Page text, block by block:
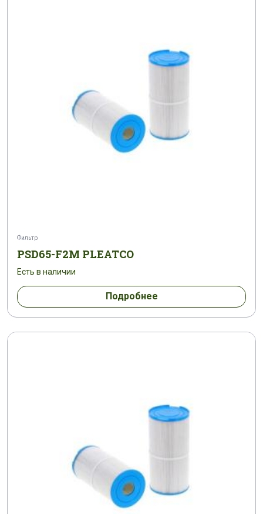
Фильтр
PSD65-F2M PLEATCO
Есть в наличии
Подробнее